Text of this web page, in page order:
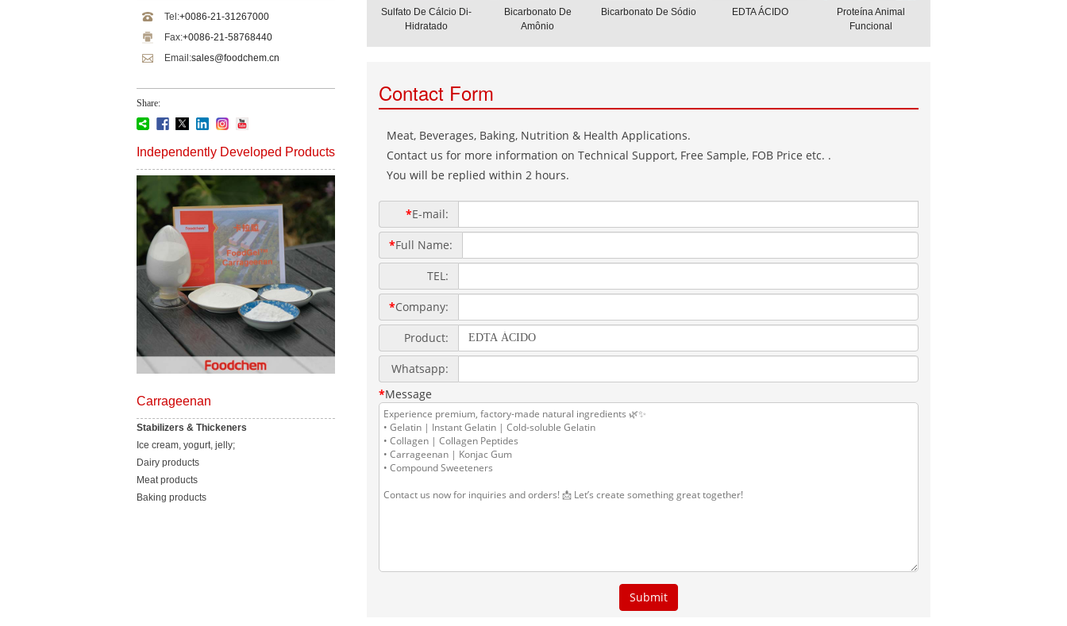
Tel:+0086-21-31267000
Fax:+0086-21-58768440
Email:sales@foodchem.cn
Share:
Independently Developed Products
Carrageenan
Stabilizers & Thickeners
Ice cream, yogurt, jelly;
Dairy products
Meat products
Baking products
Sulfato De Cálcio Di-
Hidratado
Bicarbonato De
Amônio
Bicarbonato De Sódio EDTA ÁCIDO
Proteína Animal
Funcional